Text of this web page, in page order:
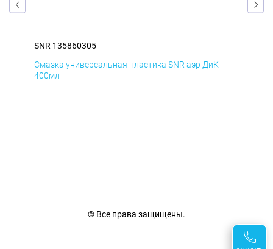
SNR 135860305
Смазка универсальная пластика SNR аэр ДиК
400мл
© Все права защищены.